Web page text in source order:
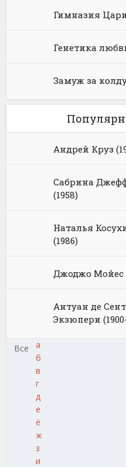
Гимназия
Генетика
Замуж за
Андрей Круз
Сабрина
(1958)
Наталья
(1986)
Джоджо Мойес
Антуан де
Экзюпери
Все
а
б
в
г
д
е
ё
ж
з
и